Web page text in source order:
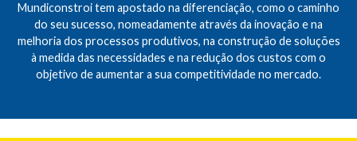
Mundiconstroi tem apostado na diferenciação, como o caminho
do seu sucesso, nomeadamente através da inovação e na
melhoria dos processos produtivos, na construção de soluções
à medida das necessidades e na redução dos custos com o
objetivo de aumentar a sua competitividade no mercado.